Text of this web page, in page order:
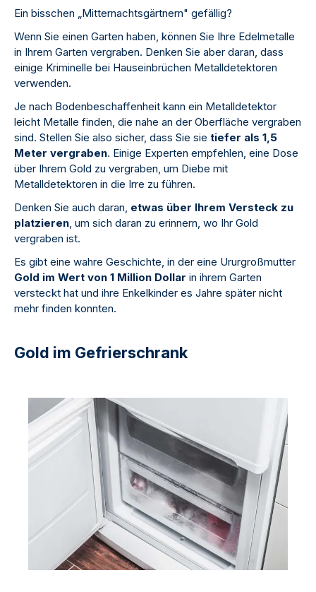
Ein bisschen „Mitternachtsgärtnern" gefällig?
Wenn Sie einen Garten haben, können Sie Ihre Edelmetalle
in Ihrem Garten vergraben. Denken Sie aber daran, dass
einige Kriminelle bei Hauseinbrüchen Metalldetektoren
verwenden.
Je nach Bodenbeschaffenheit kann ein Metalldetektor
leicht Metalle finden, die nahe an der Oberfläche vergraben
sind. Stellen Sie also sicher, dass Sie sie tiefer als 1,5
Meter vergraben. Einige Experten empfehlen, eine Dose
über Ihrem Gold zu vergraben, um Diebe mit
Metalldetektoren in die Irre zu führen.
Denken Sie auch daran, etwas über Ihrem Versteck zu
platzieren, um sich daran zu erinnern, wo Ihr Gold
vergraben ist.
Es gibt eine wahre Geschichte, in der eine Ururgroßmutter
Gold im Wert von 1 Million Dollar in ihrem Garten
versteckt hat und ihre Enkelkinder es Jahre später nicht
mehr finden konnten.
Gold im Gefrierschrank